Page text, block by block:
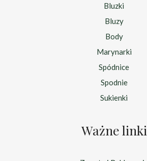
Bluzki
Bluzy
Body
Marynarki
Spódnice
Spodnie
Sukienki
Ważne linki